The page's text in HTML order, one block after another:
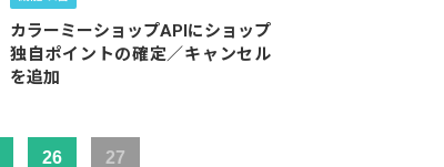
カラーミーショップAPIにショップ
独自ポイントの確定／キャンセル
を追加
26 27